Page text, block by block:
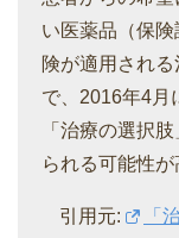
い医薬品（保
険が適用され
で、2016年4月
「治療の選択
られる可能性が
引用元:
「